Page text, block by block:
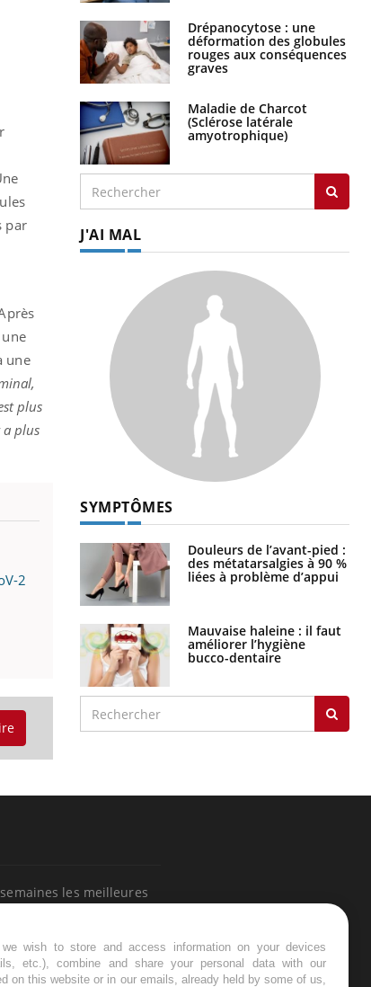
par
une
plus
a plus
2
Drépanocytose : une
déformation des globules
rouges aux conséquences
graves
Maladie de Charcot
(Sclérose latérale
amyotrophique)
J'AI MAL
SYMPTÔMES
Douleurs de l’avant-pied :
des métatarsalgies à 90 %
liées à problème d’appui
Mauvaise haleine : il faut
améliorer l’hygiène
bucco-dentaire
les meilleures
wish to store and access information on your devices
etc.), combine and share your personal data with our
on this website or in our emails, already held by some of us,